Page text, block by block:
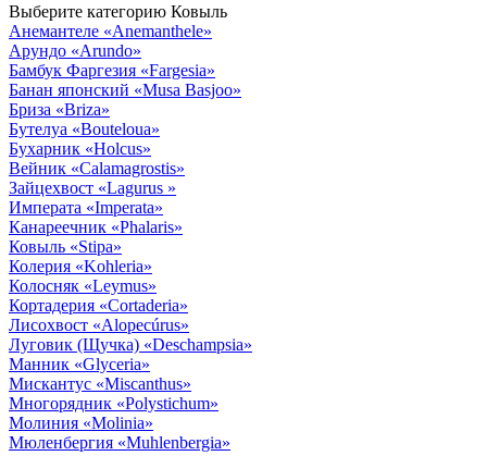
Выберите категорию Ковыль
Анемантеле «Anemanthele»
Арундо «Arundo»
Бамбук Фаргезия «Fargesia»
Банан японский «Musa Basjoo»
Бриза «Briza»
Бутелуа «Bouteloua»
Бухарник «Holcus»
Вейник «Calamagrostis»
Зайцехвост «Lagurus »
Императа «Imperata»
Канареечник «Phalaris»
Ковыль «Stipa»
Колерия «Kohleria»
Колосняк «Leymus»
Кортадерия «Cortaderia»
Лисохвост «Alopecúrus»
Луговик (Щучка) «Deschampsia»
Манник «Glyceria»
Мискантус «Miscanthus»
Многорядник «Polystichum»
Молиния «Molinia»
Мюленбергия «Muhlenbergia»